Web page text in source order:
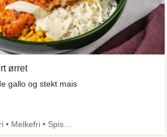
ørret
gallo og stekt mais